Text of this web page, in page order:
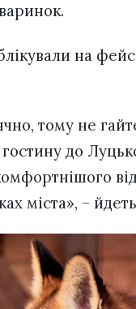
на
тому не
до
міста», –